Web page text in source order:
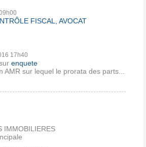
FISCAL, AVOCAT
17h40
enquete
AMR sur lequel le prorata des parts...
IMMOBILIERES